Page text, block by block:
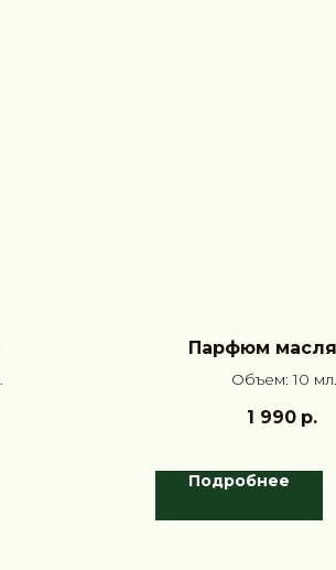
Парфюм
Объем: 10 мл
1 990 р.
Подробнее